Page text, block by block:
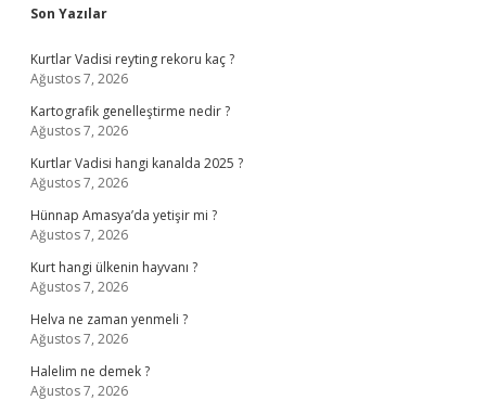
Sidebar
Son Yazılar
Kurtlar Vadisi reyting rekoru kaç ?
Ağustos 7, 2026
Kartografik genelleştirme nedir ?
Ağustos 7, 2026
Kurtlar Vadisi hangi kanalda 2025 ?
Ağustos 7, 2026
Hünnap Amasya’da yetişir mi ?
Ağustos 7, 2026
Kurt hangi ülkenin hayvanı ?
Ağustos 7, 2026
Helva ne zaman yenmeli ?
Ağustos 7, 2026
Halelim ne demek ?
Ağustos 7, 2026